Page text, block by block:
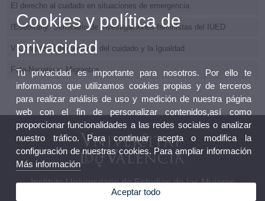
El derecho al cuidado en situaciones de emergencia
l'Esborrany: Seminario de Investigaciones feministas del IUED
V Congreso Internacional del cuidado y la Igualdad
Foto-Narrativas Migrantes
Instituto Universitario de Estudios de las Mujeres
Cookies y política de
privacidad
Tu privacidad es importante para nosotros. Por ello te
informamos que utilizamos cookies propias y de terceros
para realizar análisis de uso y medición de nuestra página
web con el fin de personalizar contenidos,así como
proporcionar funcionalidades a las redes sociales o analizar
nuestro tráfico. Para continuar acepta o modifica la
configuración de nuestras cookies. Para ampliar información
Más información
Aceptar todo